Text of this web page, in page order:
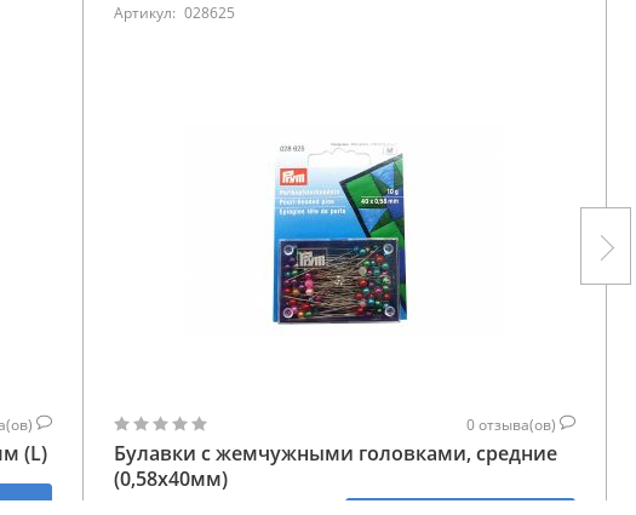
(L)
Артикул: 028625
0отзыва(ов)
Булавки с жемчужными головками, средние
(0,58х40мм)